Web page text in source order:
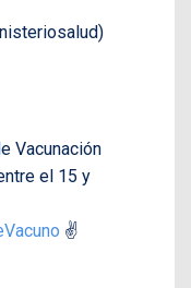
Vacunación
el 15 y
✌️